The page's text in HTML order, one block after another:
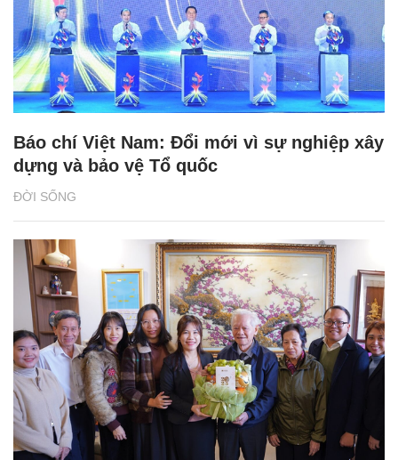
ĐỜI SỐNG
Báo chí Việt Nam: Đổi mới vì sự nghiệp xây
dựng và bảo vệ Tổ quốc